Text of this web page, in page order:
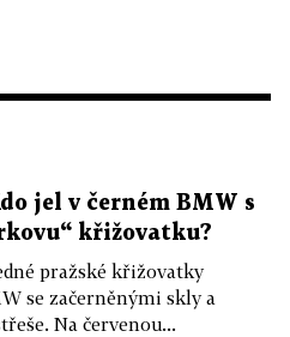
jel v černém BMW s
křižovatku?
pražské křižovatky
se začerněnými skly a
Na červenou...